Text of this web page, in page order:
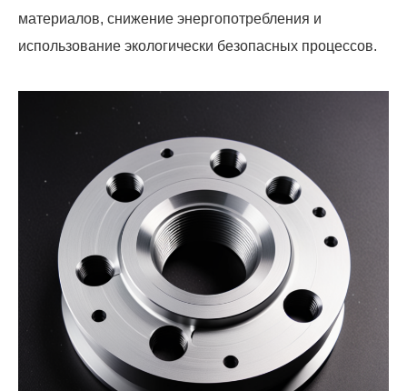
материалов, снижение энергопотребления и
использование экологически безопасных процессов.